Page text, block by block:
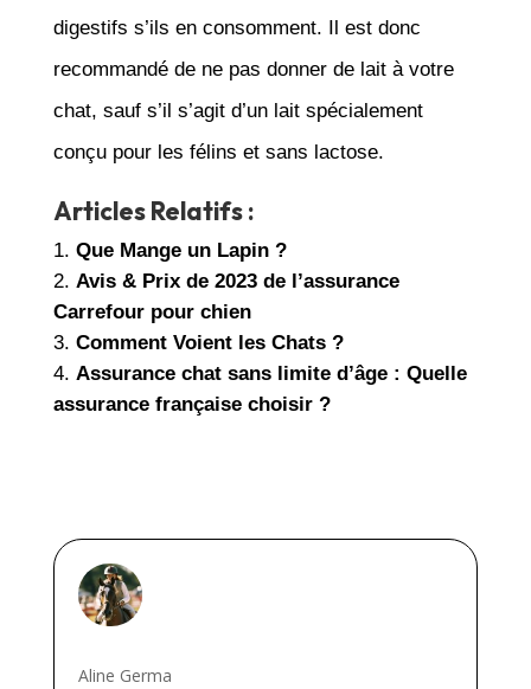
digestifs s’ils en consomment. Il est donc
recommandé de ne pas donner de lait à votre
chat, sauf s’il s’agit d’un lait spécialement
conçu pour les félins et sans lactose.
Articles Relatifs :
Que Mange un Lapin ?
Avis & Prix de 2023 de l’assurance
Carrefour pour chien
Comment Voient les Chats ?
Assurance chat sans limite d’âge : Quelle
assurance française choisir ?
Aline Germa